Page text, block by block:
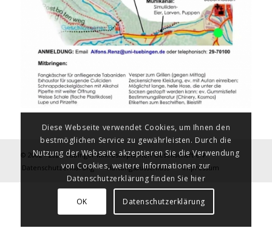
© 2002 - 2026 Tübinger Mikroskopischen Gesellschaft e.V.
Datenschutzerklärung
Haftungsausschluss Impressum
Diese Webseite verwendet Cookies, um Ihnen den
bestmöglichen Service zu gewährleisten. Durch die
Nutzung der Webseite akzeptieren Sie die Verwendung
von Cookies, weitere Informationen zur
Datenschutzerklärung finden Sie hier
OK Datenschutzerklärung